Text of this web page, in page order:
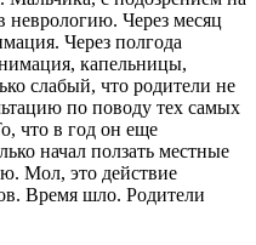
неврологию. Через месяц
Через полгода
капельницы,
слабый, что родители не
по поводу тех самых
что в год он еще
начал ползать местные
Мол, это действие
Время шло. Родители